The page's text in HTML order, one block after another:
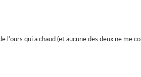
l'ours qui a chaud (et aucune des deux ne me